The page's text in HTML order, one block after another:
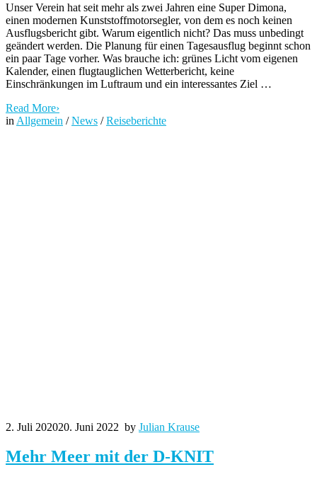
Unser Verein hat seit mehr als zwei Jahren eine Super Dimona,
einen modernen Kunststoffmotorsegler, von dem es noch keinen
Ausflugsbericht gibt. Warum eigentlich nicht? Das muss unbedingt
geändert werden. Die Planung für einen Tagesausflug beginnt schon
ein paar Tage vorher. Was brauche ich: grünes Licht vom eigenen
Kalender, einen flugtauglichen Wetterbericht, keine
Einschränkungen im Luftraum und ein interessantes Ziel …
Read More›
in Allgemein /News /Reiseberichte
2. Juli 202020. Juni 2022 by Julian Krause
Mehr Meer mit der D-KNIT